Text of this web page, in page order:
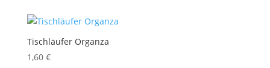
2,50 €
Tischläufer Organza
1,60 €